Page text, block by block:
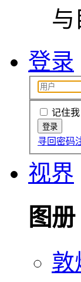
与
登录
记住我
寻回密码
视界
图册
敦